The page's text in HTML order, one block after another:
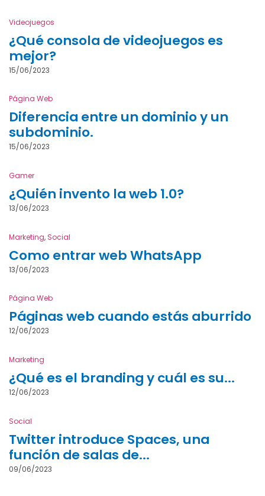
Videojuegos
¿Qué consola de videojuegos es
mejor?
15/06/2023
Página Web
Diferencia entre un dominio y un
subdominio.
15/06/2023
Gamer
¿Quién invento la web 1.0?
13/06/2023
Marketing, Social
Como entrar web WhatsApp
13/06/2023
Página Web
Páginas web cuando estás aburrido
12/06/2023
Marketing
¿Qué es el branding y cuál es su...
12/06/2023
Social
Twitter introduce Spaces, una
función de salas de...
09/06/2023